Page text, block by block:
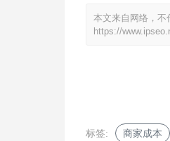
本文来自网络，不
https://
标签: 商家成本